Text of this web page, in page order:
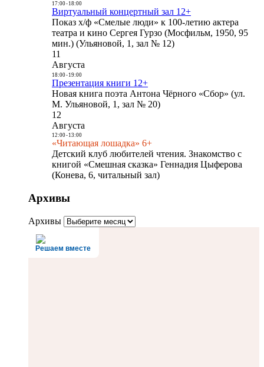
17:00- 18:00
Виртуальный концертный зал 12+
Показ х/ф «Смелые люди» к 100-летию актера
театра и кино Сергея Гурзо (Мосфильм, 1950, 95
мин.) (Ульяновой, 1, зал № 12)
11
Августа
18:00- 19:00
Презентация книги 12+
Новая книга поэта Антона Чёрного «Сбор» (ул.
М. Ульяновой, 1, зал № 20)
12
Августа
12:00- 13:00
«Читающая лошадка» 6+
Детский клуб любителей чтения. Знакомство с
книгой «Смешная сказка» Геннадия Цыферова
(Конева, 6, читальный зал)
Архивы
Архивы
Решаем вместе